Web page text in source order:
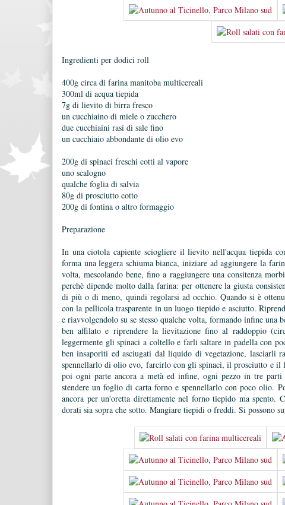
Ingredienti per dodici roll
400g circa di farina manitoba multicereali
300ml di acqua tiepida
7g di lievito di birra fresco
un cucchiaino di miele o zucchero
due cucchiaini rasi di sale fino
un cucchiaio abbondante di olio evo
200g di spinaci freschi cotti al vapore
uno scalogno
qualche foglia di salvia
80g di prosciutto cotto
200g di fontina o altro formaggio
Preparazione
In una ciotola capiente sciogliere il lievito nell'acqua tiepida
forma una leggera schiuma bianca, iniziare ad aggiungere la
volta, mescolando bene, fino a raggiungere una consitenza
perchè dipende molto dalla farina: per ottenere la giusta
di più o di meno, quindi regolarsi ad occhio. Quando si è
con la pellicola trasparente in un luogo tiepido e asciutto.
e riavvolgendolo su se stesso qualche volta, formando infine
ben affilato e riprendere la lievitazione fino al raddoppio
leggermente gli spinaci a coltello e farli saltare in padella con
ben insaporiti ed asciugati dal liquido di vegetazione, lasciarli
spennellarlo di olio evo, farcirlo con gli spinaci, il prosciutto e
poi ogni parte ancora a metà ed infine, ogni pezzo in tre
stendere un foglio di carta forno e spennellarlo con poco olio.
ancora per un'oretta direttamente nel forno tiepido ma
dorati sia sopra che sotto. Mangiare tiepidi o freddi. Si possono